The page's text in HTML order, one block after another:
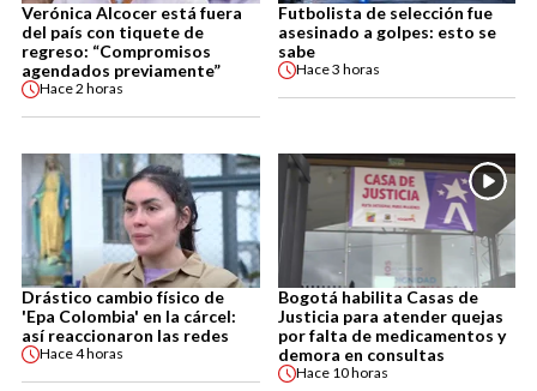
Verónica Alcocer está fuera
del país con tiquete de
regreso: “Compromisos
agendados previamente”
Hace2 horas
Futbolista de selección fue
asesinado a golpes: esto se
sabe
Hace3 horas
Drástico cambio físico de
'Epa Colombia' en la cárcel:
así reaccionaron las redes
Hace4 horas
Bogotá habilita Casas de
Justicia para atender quejas
por falta de medicamentos y
demora en consultas
Hace 10 horas